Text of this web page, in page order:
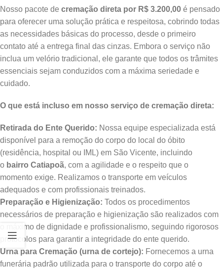
Nosso pacote de cremação direta por R$ 3.200,00 é pensado
para oferecer uma solução prática e respeitosa, cobrindo todas
as necessidades básicas do processo, desde o primeiro
contato até a entrega final das cinzas. Embora o serviço não
inclua um velório tradicional, ele garante que todos os trâmites
essenciais sejam conduzidos com a máxima seriedade e
cuidado.
O que está incluso em nosso serviço de cremação direta:
Retirada do Ente Querido: Nossa equipe especializada está
disponível para a remoção do corpo do local do óbito
(residência, hospital ou IML) em São Vicente, incluindo
o bairro Catiapoã, com a agilidade e o respeito que o
momento exige. Realizamos o transporte em veículos
adequados e com profissionais treinados.
Preparação e Higienização: Todos os procedimentos
necessários de preparação e higienização são realizados com
o máximo de dignidade e profissionalismo, seguindo rigorosos
protocolos para garantir a integridade do ente querido.
Urna para Cremação (urna de cortejo): Fornecemos a urna
funerária padrão utilizada para o transporte do corpo até o